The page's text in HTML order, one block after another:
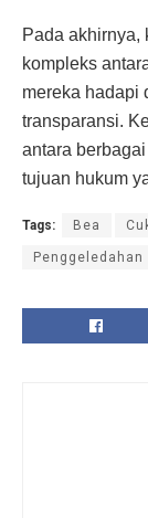
Pada akhirnya,
kompleks
mereka hadapi
transparansi.
antara
tujuan hukum
Tags: Bea
Penggeledahan